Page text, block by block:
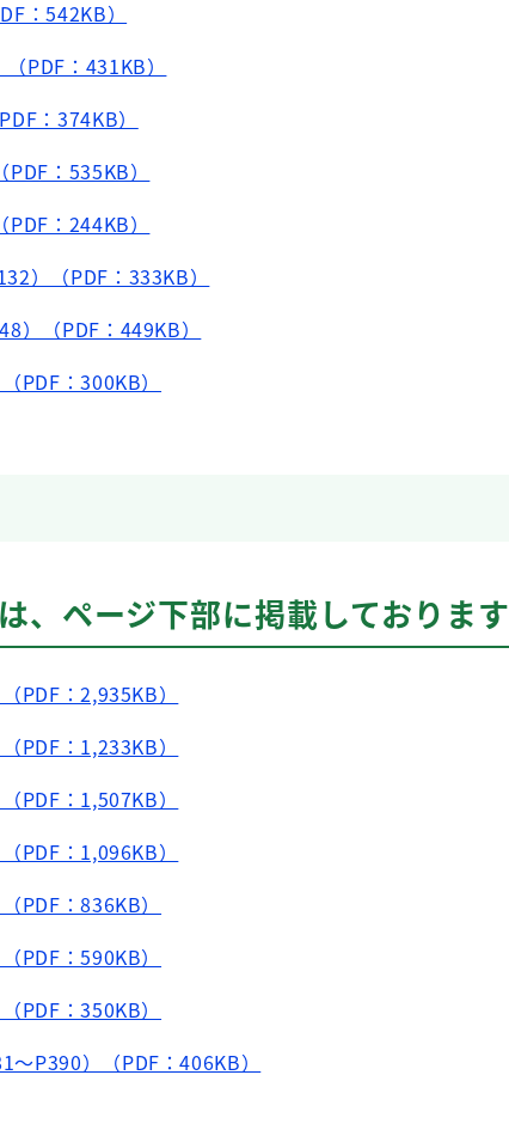
：542KB）
PDF：431KB）
：374KB）
：535KB）
：244KB）
）（PDF：333KB）
）（PDF：449KB）
PDF：300KB）
、ページ下部に掲載しております
PDF：2,935KB）
PDF：1,233KB）
PDF：1,507KB）
PDF：1,096KB）
PDF：836KB）
PDF：590KB）
PDF：350KB）
P390）（PDF：406KB）